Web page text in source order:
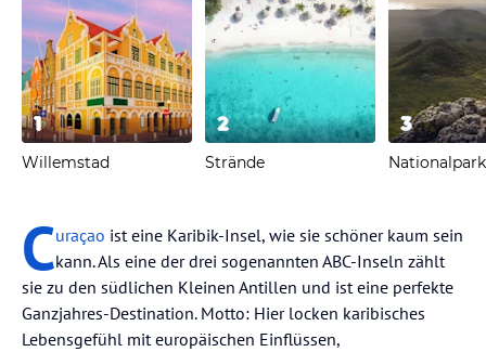
1
Willemstad
2
Strände
3
Nationalpark
Curaçao ist eine Karibik-Insel, wie sie schöner kaum sein
kann. Als eine der drei sogenannten ABC-Inseln zählt
sie zu den südlichen Kleinen Antillen und ist eine perfekte
Ganzjahres-Destination. Motto: Hier locken karibisches
Lebensgefühl mit europäischen Einflüssen,